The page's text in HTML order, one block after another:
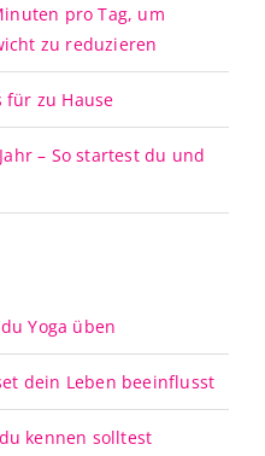
pro Tag, um
zu reduzieren
für zu Hause
– So startest du und
Yoga üben
dein Leben beeinflusst
kennen solltest